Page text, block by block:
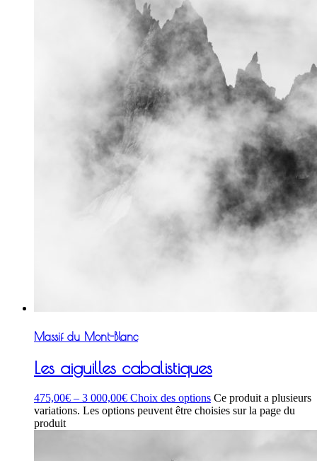
Massif du Mont-Blanc
Les aiguilles cabalistiques
475,00€ – 3 000,00€ Choix des options Ce produit a plusieurs
variations. Les options peuvent être choisies sur la page du
produit